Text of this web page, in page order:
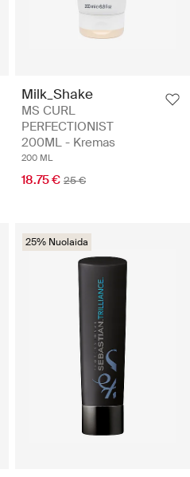
Milk_Shake
MS CURL
PERFECTIONIST
200ML - Kremas
200 ML
18.75 € 25 €
25% Nuolaida